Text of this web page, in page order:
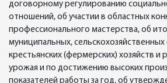
договорному регулированию
отношений, об участии в областных
профессионального мастерства, об
муниципальных, сельскохозяйственных
крестьянских (фермерских) хозяйств и
урожая и по достижению высоких
показателей работы за год, об